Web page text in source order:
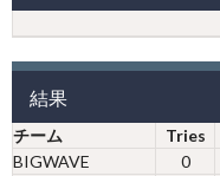
結果
チーム Tries
BIGWAVE
0